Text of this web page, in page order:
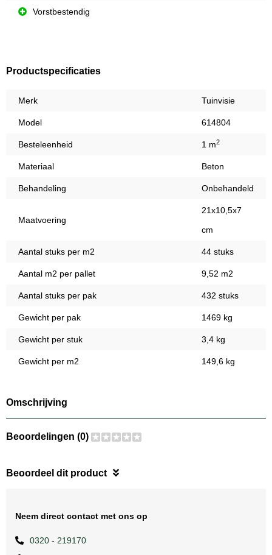
Vorstbestendig
Productspecificaties
Merk Tuinvisie
Model 614804
Besteleenheid 1 m2
Materiaal Beton
Behandeling Onbehandeld
Maatvoering
21x10,5x7
cm
Aantal stuks per m2 44 stuks
Aantal m2 per pallet 9,52 m2
Aantal stuks per pak 432 stuks
Gewicht per pak 1469 kg
Gewicht per stuk 3,4 kg
Gewicht per m2 149,6 kg
Omschrijving
Beoordelingen (0)
Beoordeel dit product
Neem direct contact met ons op
0320 - 219170